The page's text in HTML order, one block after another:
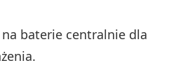
baterie centralnie dla